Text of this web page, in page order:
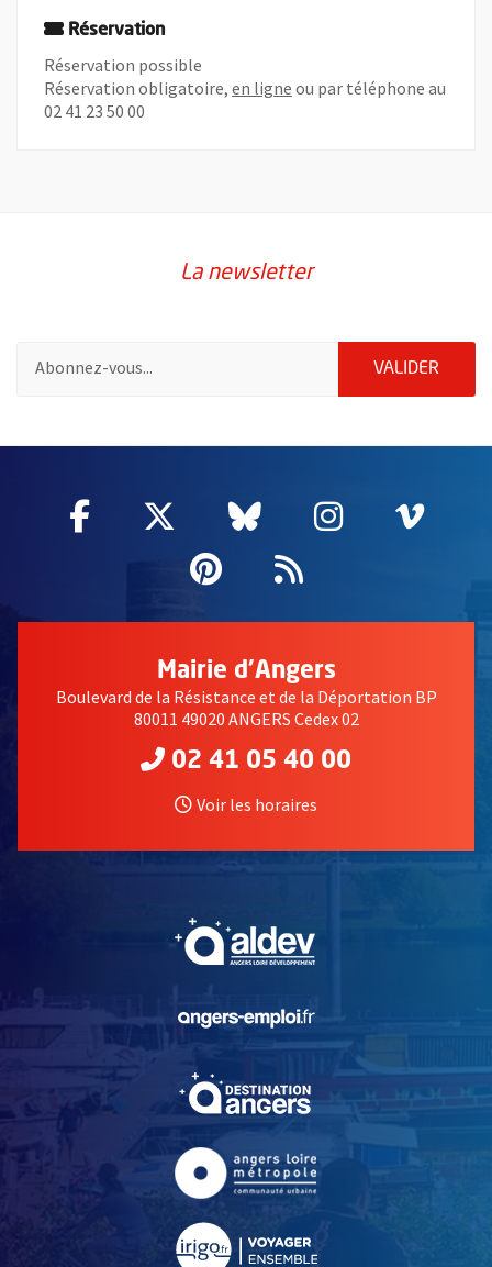
Réservation
Réservation possible
Réservation obligatoire, en ligne , Ouvre une nouvelle
ou par téléphone au
02 41 23 50 00
La newsletter
VALIDER
Facebook
, Ouvre une nouvelle fenêtre
Twitter
, Ouvre une nouvelle
Bluesky
, Ouvre une
Instagram
, Ouvre
,
Pinterest
, Ouvre une
Flux RSS
Mairie d'Angers
Boulevard de la Résistance et de la Déportation BP
80011 49020 ANGERS Cedex 02
02 41 05 40 00
Voir les horaires
, Ouvre une nouvelle
, Ouvre une nouvelle